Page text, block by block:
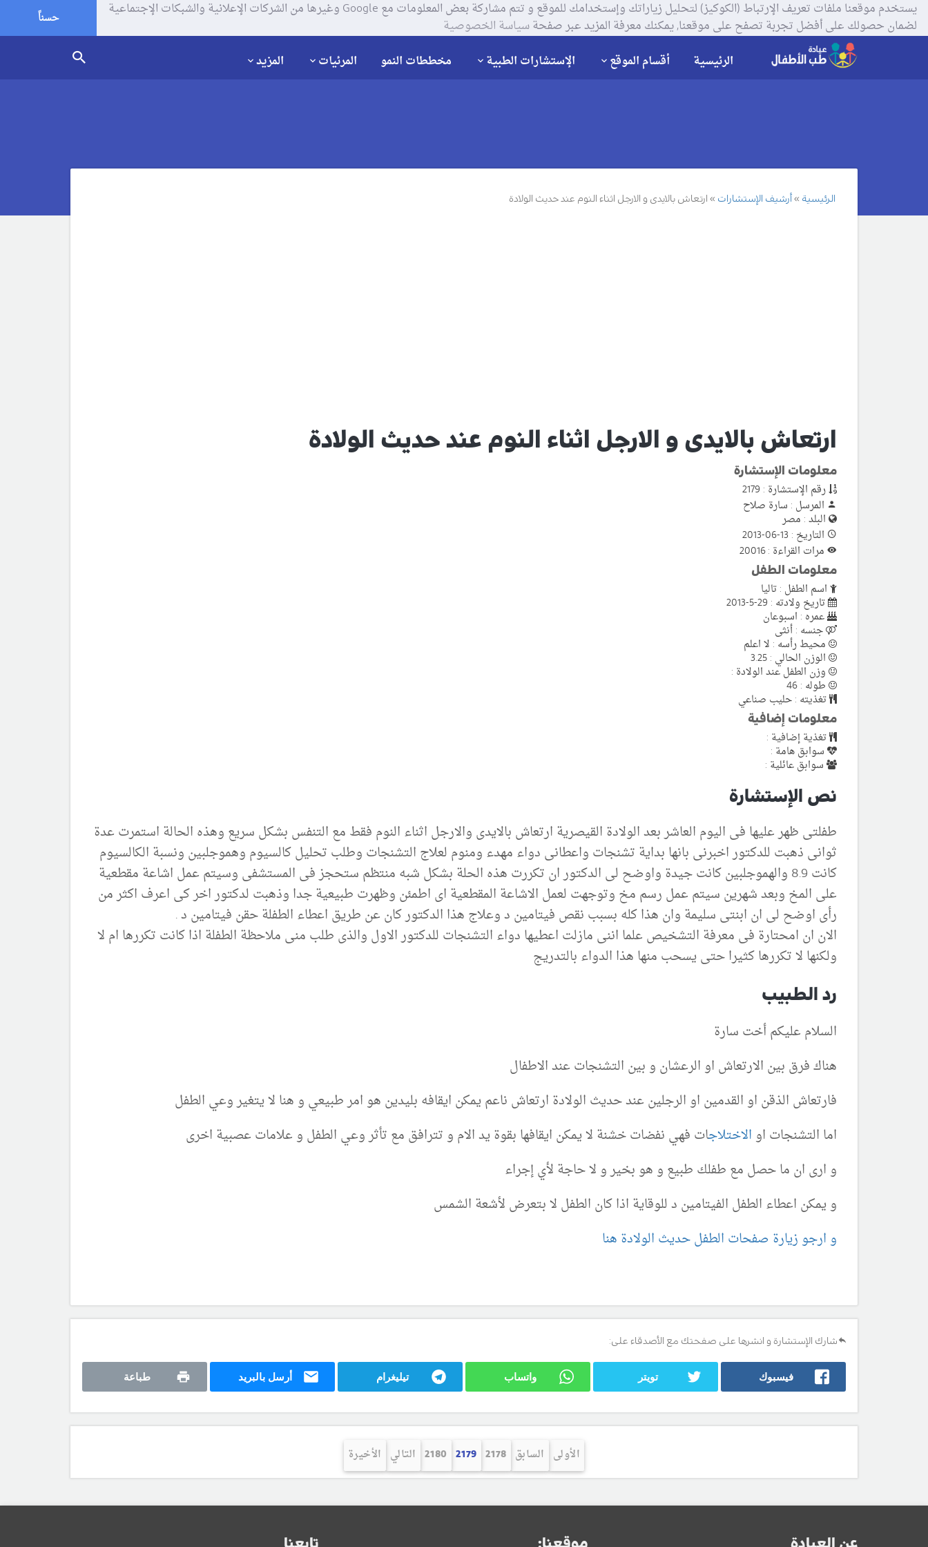
يستخدم موقعنا ملفات تعريف الإرتباط (الكوكيز) لتحليل زياراتك وإستخدامك للموقع و تتم مشاركة بعض المعلومات مع Google وغيرها من الشركات الإعلانية والشبكات الإجتماعية
لضمان حصولك على أفضل تجربة تصفح على موقعنا, يمكنك معرفة المزيد عبر صفحةسياسة الخصوصية حسناً
الرئيسية أقسام الموقع الإستشارات الطبية مخططات النمو المرئيات المزيد
الرئيسية أرشيف الإستشارات ارتعاش بالايدى و الارجل اثناء النوم عند حديث الولادة
ارتعاش بالايدى و الارجل اثناء النوم عند حديث الولادة
معلومات الإستشارة
رقم الإستشارة : 2179
المرسل : سارة صلاح
البلد : مصر
التاريخ : 13-06-2013
مرات القراءة : 20016
معلومات الطفل
اسم الطفل : تاليا
تاريخ ولادته : 29-5-2013
عمره : اسبوعان
جنسه : أنثى
محيط رأسه : لا اعلم
الوزن الحالي : 3.25
وزن الطفل عند الولادة :
طوله : 46
تغذيته : حليب صناعي
معلومات إضافية
تغذية إضافية :
سوابق هامة :
سوابق عائلية :
نص الإستشارة
طفلتى ظهر عليها فى اليوم العاشر بعد الولادة القيصرية ارتعاش بالايدى والارجل اثناء النوم فقط مع التنفس بشكل سريع وهذه الحالة استمرت عدة
ثوانى ذهبت للدكتور اخبرنى بانها بداية تشنجات واعطانى دواء مهدء ومنوم لعلاج التشنجات وطلب تحليل كالسيوم وهموجلبين ونسبة الكالسيوم
كانت 8.9 والهموجلبين كانت جيدة واوضح لى الدكتور ان تكررت هذه الحلة بشكل شبه منتظم ستحجز فى المستشفى وسيتم عمل اشاعة مقطعية
على المخ وبعد شهرين سيتم عمل رسم مخ وتوجهت لعمل الاشاعة المقطعية اى اطمئن وظهرت طبيعية جدا وذهبت لدكتور اخر كى اعرف اكثر من
رأى اوضح لى ان ابنتى سليمة وان هذا كله بسبب نقص فيتامين د وعلاج هذا الدكتور كان عن طريق اعطاء الطفلة حقن فيتامين د .
الان ان امحتارة فى معرفة التشخيص علما اننى مازلت اعطيها دواء التشنجات للدكتور الاول والذى طلب منى ملاحظة الطفلة اذا كانت تكررها ام لا
ولكنها لا تكررها كثيرا حتى يسحب منها هذا الدواء بالتدريج
رد الطبيب
السلام عليكم أخت سارة
هناك فرق بين الارتعاش او الرعشان و بين التشنجات عند الاطفال
فارتعاش الذقن او القدمين او الرجلين عند حديث الولادة ارتعاش ناعم يمكن ايقافه بليدين هو امر طبيعي و هنا لا يتغير وعي الطفل
اما التشنجات او الاختلاجات فهي نفضات خشنة لا يمكن ايقافها بقوة يد الام و تترافق مع تأثر وعي الطفل و علامات عصبية اخرى
و ارى ان ما حصل مع طفلك طبيع و هو بخير و لا حاجة لأي إجراء
و يمكن اعطاء الطفل الفيتامين د للوقاية اذا كان الطفل لا بتعرض لأشعة الشمس
و ارجو زيارة صفحات الطفل حديث الولادة هنا
شارك الإستشارة و انشرها على صفحتك مع الأصدقاء على:
فيسبوك تويتر واتساب تيليغرام أرسل بالبريد طباعة
الأولى السابق 2178
2179
2180 التالي الأخيرة
عن العيادة موقعنا: تابعنا